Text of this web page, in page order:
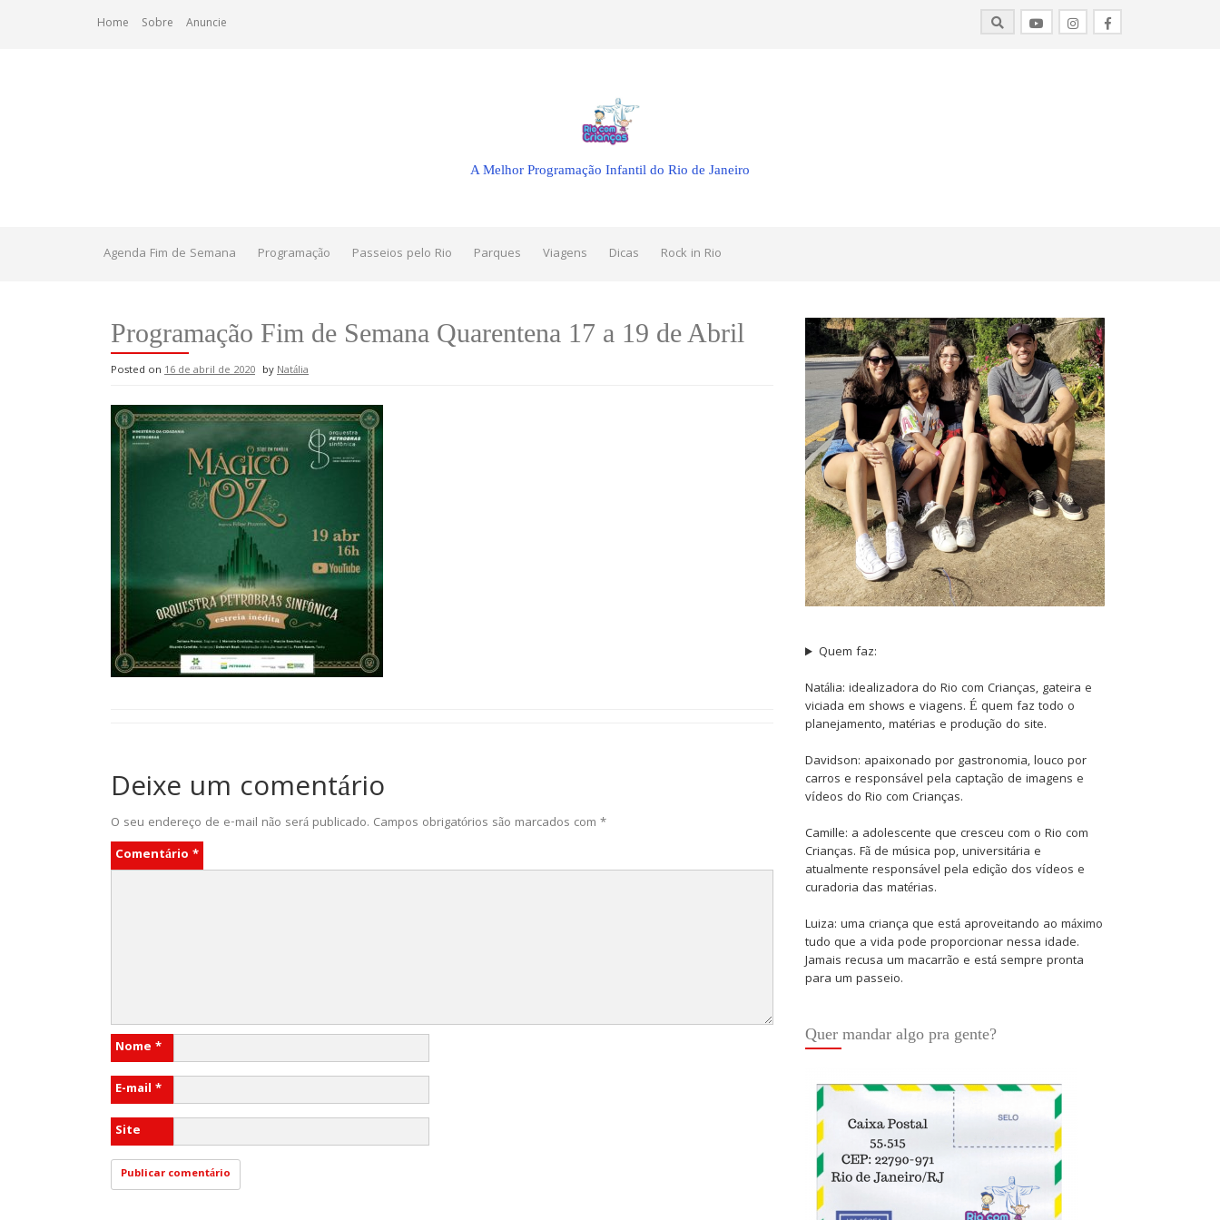
Home Sobre Anuncie
A Melhor Programação Infantil do Rio de Janeiro
Agenda Fim de Semana Programação Passeios pelo Rio Parques Viagens Dicas Rock in Rio
Programação Fim de Semana Quarentena 17 a 19 de Abril
Posted on 16 de abril de 2020 byNatália
Deixe um comentário
O seu endereço de e-mail não será publicado. Campos obrigatórios são marcados com *
Comentário *
Nome *
E-mail *
Site
Quem faz:
Natália: idealizadora do Rio com Crianças, gateira e
viciada em shows e viagens. É quem faz todo o
planejamento, matérias e produção do site.
Davidson: apaixonado por gastronomia, louco por
carros e responsável pela captação de imagens e
vídeos do Rio com Crianças.
Camille: a adolescente que cresceu com o Rio com
Crianças. Fã de música pop, universitária e
atualmente responsável pela edição dos vídeos e
curadoria das matérias.
Luiza: uma criança que está aproveitando ao máximo
tudo que a vida pode proporcionar nessa idade.
Jamais recusa um macarrão e está sempre pronta
para um passeio.
Quer mandar algo pra gente?